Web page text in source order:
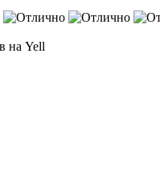
на Yell